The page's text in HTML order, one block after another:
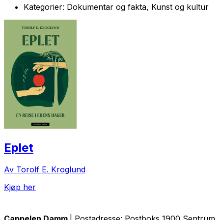
Kategorier: Dokumentar og fakta, Kunst og kultur
Eplet
Av Torolf E. Kroglund
Kjøp her